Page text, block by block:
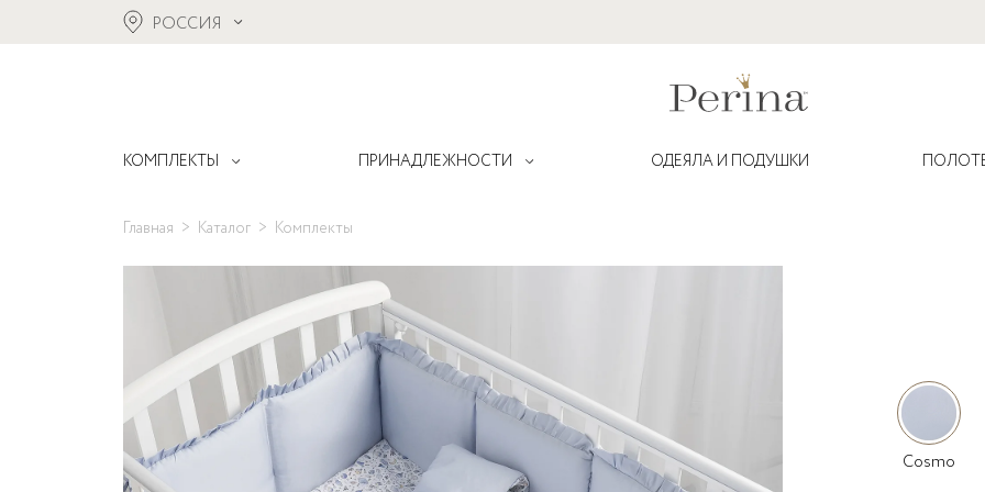
РОССИЯ
КОМПЛЕКТЫ
Новинки
Alpaca
Boho
Bonjour Bebe
Bonne nuit
Bunnies
Fancy
Pio Pio
Robo
Sleepy
Teddy
ПРИНАДЛЕЖНОСТИ
Балдахины
Бортики
Коконы для новорожденных
Конверты
Муслиновые пеленки
Накидки для кормления
ОДЕЯЛА И ПОДУШКИ
Главная Каталог Комплекты
Cosmo